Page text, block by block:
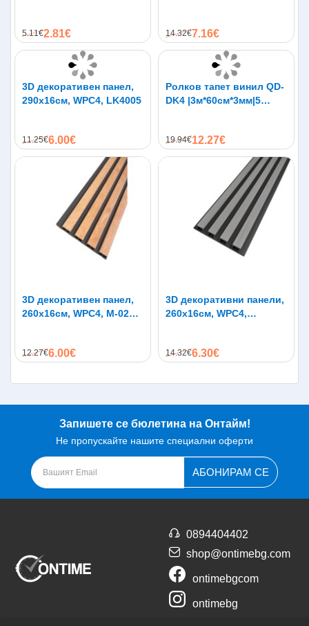
5.11€2.81€ 14.32€7.16€
3D декоративен панел,
290х16см, WPC4, LK4005
11.25€6.00€
Ролков тапет винил QD-
DK4 |3м*60см*3мм|5
19.94€12.27€
3D декоративен панел,
260х16см, WPC4, M-026,
12.27€6.00€
3D декоративни панели,
260х16см, WPC4,
14.32€6.30€
Запишете се бюлетина на Онтайм!
Не пропускайте нашите специални оферти
АБОНИРАМ СЕ
0894404402
shop@ontimebg.com
ontimebgcom
ontimebg